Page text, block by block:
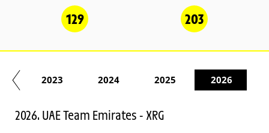
129 203
2023 2024 2025 2026
2026. UAE Team Emirates - XRG